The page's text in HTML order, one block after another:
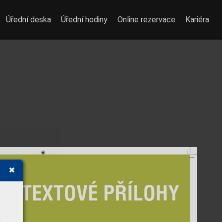
Úřední deska Úřední hodiny Online rezervace Kariéra